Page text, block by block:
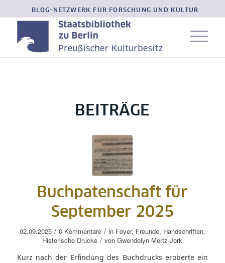
BLOG-NETZWERK FÜR FORSCHUNG UND KULTUR
BEITRÄGE
Buchpatenschaft für
September 2025
02.09.2025 / 0 Kommentare / in Foyer, Freunde, Handschriften,
Historische Drucke / vonGwendolyn Mertz-Jork
Kurz nach der Erfindung des Buchdrucks eroberte ein